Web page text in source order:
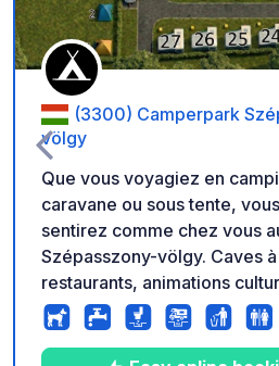
(3300) Camperpark Szépasszony-
völgy
Que vous voyagiez en
caravane ou sous tente,
sentirez comme chez vous
Szépasszony-völgy. Caves
restaurants, animations
fraîcheur vous y attendent, à
15 minutes à pied du
d'Eger et à 1 minute des